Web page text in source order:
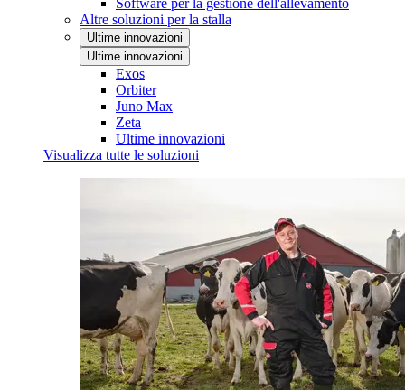
Software per la gestione dell'allevamento
Altre soluzioni per la stalla
Ultime innovazioni
Ultime innovazioni
Exos
Orbiter
Juno Max
Zeta
Ultime innovazioni
Visualizza tutte le soluzioni